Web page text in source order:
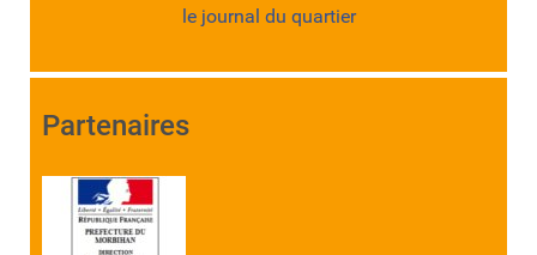
le journal du quartier
Partenaires